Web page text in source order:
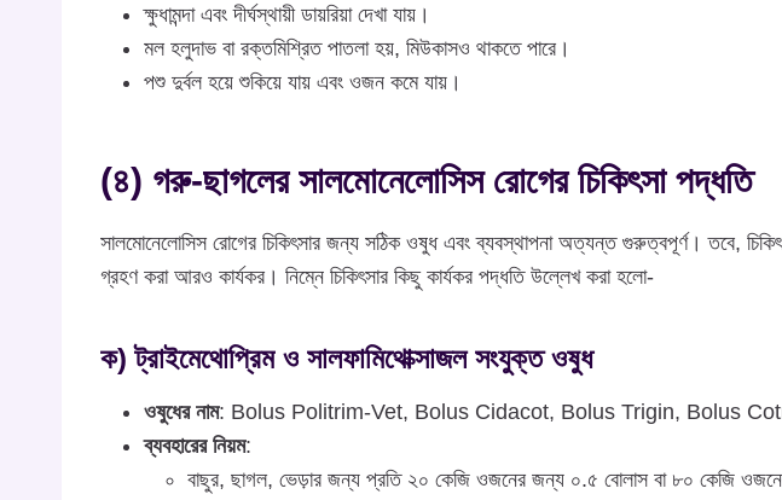
ক্ষুধামন্দা এবং দীর্ঘস্থায়ী ডায়রিয়া দেখা যায়।
মল হলুদাভ বা রক্তমিশ্রিত পাতলা হয়, মিউকাসও থাকতে পারে।
পশু দুর্বল হয়ে শুকিয়ে যায় এবং ওজন কমে যায়।
(৪) গরু-ছাগলের সালমোনেলোসিস রোগের চিকিৎসা পদ্ধতি
সালমোনেলোসিস রোগের চিকিৎসার জন্য সঠিক ওষুধ এবং ব্যবস্থাপনা অত্যন্ত গুরুত্বপূর্ণ। তবে,
গ্রহণ করা আরও কার্যকর। নিম্নে চিকিৎসার কিছু কার্যকর পদ্ধতি উল্লেখ করা হলো-
ক) ট্রাইমেথোপ্রিম ও সালফামিথোক্সাজল সংযুক্ত ওষুধ
ওষুধের নাম: Bolus Politrim-Vet, Bolus Cidacot, Bolus Trigin, Bolus
ব্যবহারের নিয়ম:
বাছুর, ছাগল, ভেড়ার জন্য প্রতি ২০ কেজি ওজনের জন্য ০.৫ বোলাস বা ৮০ কেজি